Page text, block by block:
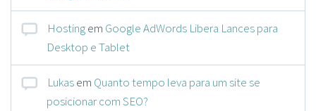
Hostingem Google AdWords Libera Lances para
Desktop e Tablet
Lukasem Quanto tempo leva para um site se
posicionar com SEO?